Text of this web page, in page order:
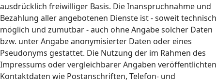
ausdrücklich freiwilliger Basis. Die Inanspruchnahme und
Bezahlung aller angebotenen Dienste ist - soweit technisch
möglich und zumutbar - auch ohne Angabe solcher Daten
bzw. unter Angabe anonymisierter Daten oder eines
Pseudonyms gestattet. Die Nutzung der im Rahmen des
Impressums oder vergleichbarer Angaben veröffentlichten
Kontaktdaten wie Postanschriften, Telefon- und